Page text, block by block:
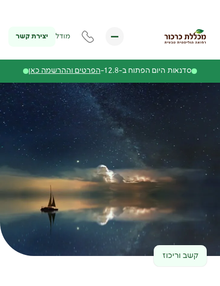
מודל יצירת קשר
סדנאות היום הפתוח ב-12.8- הפרטים וההרשמה כאן
קשב וריכוז